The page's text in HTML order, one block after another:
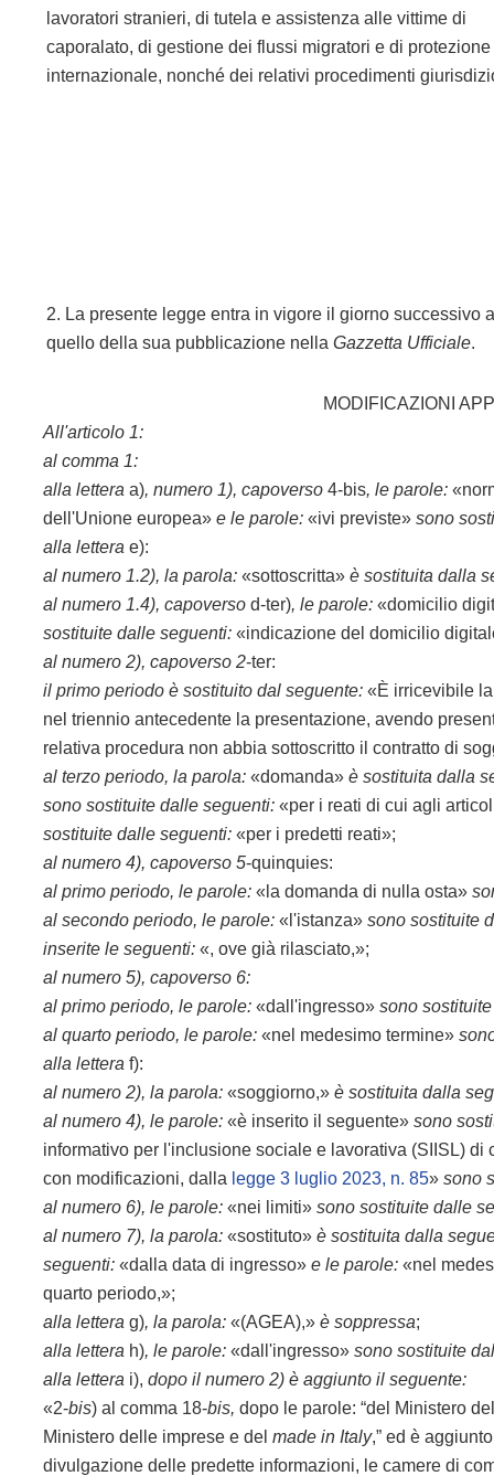
lavoratori stranieri, di tutela e assistenza alle vittime di
caporalato, di gestione dei flussi migratori e di protezione
internazionale, nonché dei relativi procedimenti
2. La presente legge entra in vigore il giorno successivo
quello della sua pubblicazione nellaGazzetta Ufficiale.
MODIFICAZIONI
All'articolo 1:
al comma 1:
alla lettera a), numero 1), capoverso 4-bis, le parole:
dell'Unione europea»e le parole: «ivi previste»sono
alla lettera e):
al numero 1.2), la parola: «sottoscritta»è sostituita dalla
al numero 1.4), capoverso d-ter), le parole: «domicilio
sostituite dalle seguenti: «indicazione del domicilio
al numero 2), capoverso 2-ter:
il primo periodo è sostituito dal seguente: «È irricevibile
nel triennio antecedente la presentazione, avendo
relativa procedura non abbia sottoscritto il contratto di
al terzo periodo, la parola: «domanda»è sostituita dalla
sono sostituite dalle seguenti: «per i reati di cui agli
sostituite dalle seguenti: «per i predetti reati»;
al numero 4), capoverso 5-quinquies:
al primo periodo, le parole: «la domanda di nulla osta»
al secondo periodo, le parole: «l'istanza»sono sostituite
inserite le seguenti: «, ove già rilasciato,»;
al numero 5), capoverso 6:
al primo periodo, le parole: «dall'ingresso»sono
al quarto periodo, le parole: «nel medesimo termine»
alla lettera f):
al numero 2), la parola: «soggiorno,»è sostituita dalla
al numero 4), le parole: «è inserito il seguente»sono
informativo per l'inclusione sociale e lavorativa (SIISL) di
con modificazioni, dalla legge 3 luglio 2023, n. 85»sono
al numero 6), le parole: «nei limiti»sono sostituite dalle
al numero 7), la parola: «sostituto»è sostituita dalla
seguenti: «dalla data di ingresso»e le parole: «nel
quarto periodo,»;
alla lettera g), la parola: «(AGEA),»è soppressa;
alla lettera h), le parole: «dall'ingresso»sono sostituite
alla lettera i),dopo il numero 2) è aggiunto il seguente:
«2-bis) al comma 18-bis, dopo le parole: “del Ministero
Ministero delle imprese e delmade in Italy,” ed è
divulgazione delle predette informazioni, le camere di